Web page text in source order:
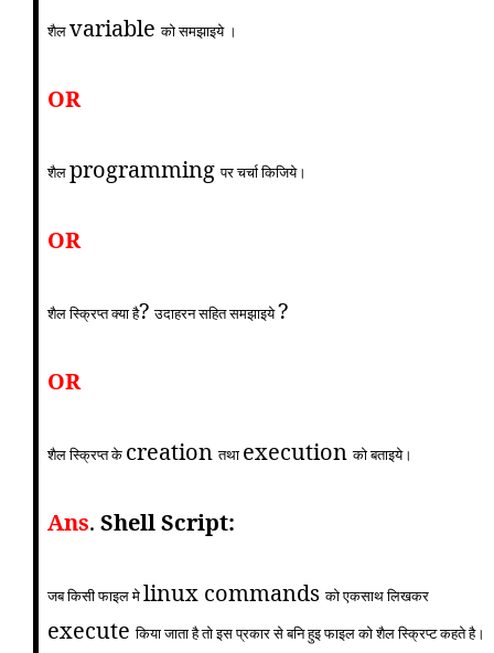
शैलvariableको समझाइये ।
OR
शैलprogrammingपर चर्चा किजिये।
OR
शैल स्क्रिप्त क्या है?उदाहरन सहित समझाइये?
OR
शैल स्क्रिप्त के creationतथा executionको बताइये।
Ans. Shell Script:
जब किसी फाइल मेlinux commandsको एकसाथ लिखकर
executeकिया जाता है तो इस प्रकार से बनि हुइ फाइल को शैल स्क्रिप्ट कहते है।